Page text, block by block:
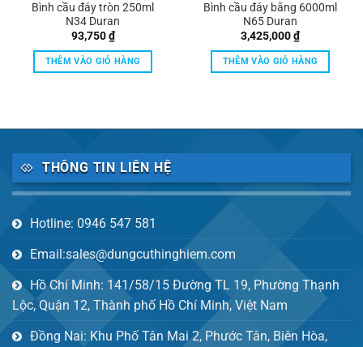
Bình cầu đáy tròn 250ml
N34 Duran
93,750₫
THÊM VÀO GIỎ HÀNG
Bình cầu đáy bằng 6000ml
N65 Duran
3,425,000₫
THÊM VÀO GIỎ HÀNG
THÔNG TIN LIÊN HỆ
Hotline: 0946 547 581
Email:sales@dungcuthinghiem.com
Hồ Chí Minh: 141/58/15 Đường TL 19, Phường Thạnh
Lộc, Quận 12, Thành phố Hồ Chí Minh, Việt Nam
Đồng Nai: Khu Phố Tân Mai 2, Phước Tân, Biên Hòa,